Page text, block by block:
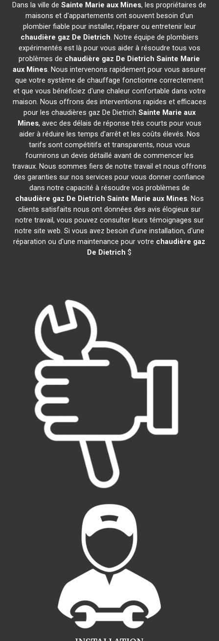
Dans la ville deSainte Marie aux Mines, les propriétaires de
maisons et d'appartements ont souvent besoin d'un
plombier fiable pour installer, réparer ou entretenir leur
chaudière gaz De Dietrich. Notre équipe de plombiers
expérimentés est là pour vous aider à résoudre tous vos
problèmes de chaudière gaz De Dietrich Sainte Marie
aux Mines. Nous intervenons rapidement pour vous assurer
que votre système de chauffage fonctionne correctement
et que vous bénéficiez d'une chaleur confortable dans votre
maison. Nous offrons des interventions rapides et efficaces
pour les chaudières gaz De Dietrich Sainte Marie aux
Mines, avec des délais de réponse très courts pour vous
aider à réduire les temps d'arrêt et les coûts élevés. Nos
tarifs sont compétitifs et transparents, nous vous
fournirons un devis détaillé avant de commencer les
travaux. Nous sommes fiers de notre travail et nous offrons
des garanties sur nos services pour vous donner confiance
dans notre capacité à résoudre vos problèmes de
chaudière gaz De Dietrich Sainte Marie aux Mines. Nos
clients satisfaits nous ont données des avis élogieux sur
notre travail, vous pouvez consulter leurs témoignages sur
notre site web. Si vous avez besoin d'une installation, d'une
réparation ou d'une maintenance pour votre chaudière gaz
De Dietrich $